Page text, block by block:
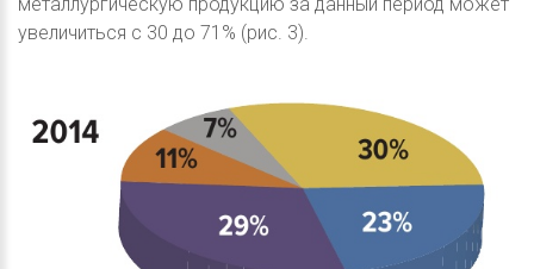
увеличиться с 30 до 71% (рис. 3).